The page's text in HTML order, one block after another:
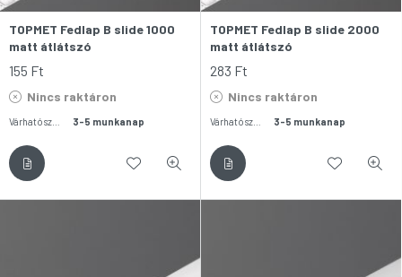
TOPMET Fedlap B slide 1000
matt átlátszó
155 Ft
Nincs raktáron
3-5 munkanap
TOPMET Fedlap B slide 2000
matt átlátszó
283 Ft
Nincs raktáron
3-5 munkanap